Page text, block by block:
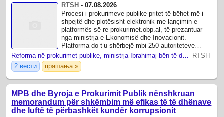
RTSH -07.08.2026
Procesi i prokurimeve publike pritet të bëhet më i
shpejtë dhe plotësisht elektronik me lançimin e
platformës së re prokurimet.obp.al, të prezantuar
nga ministrja e Ekonomisë dhe Inovacionit.
Platforma do t’u shërbejë mbi 250 autoriteteve
kontraktore, të cilat tashmë do të ...
Reforma në prokurimet publike, ministrja Ibrahimaj bën të ditur nisjen e platformës digjitale për rritjen e transparencës
RTSH
2 вести
прашања »
MPB dhe Byroja e Prokurimit Publik nënshkruan
memorandum për shkëmbim më efikas të të dhënave
dhe luftë të përbashkët kundër korrupsionit